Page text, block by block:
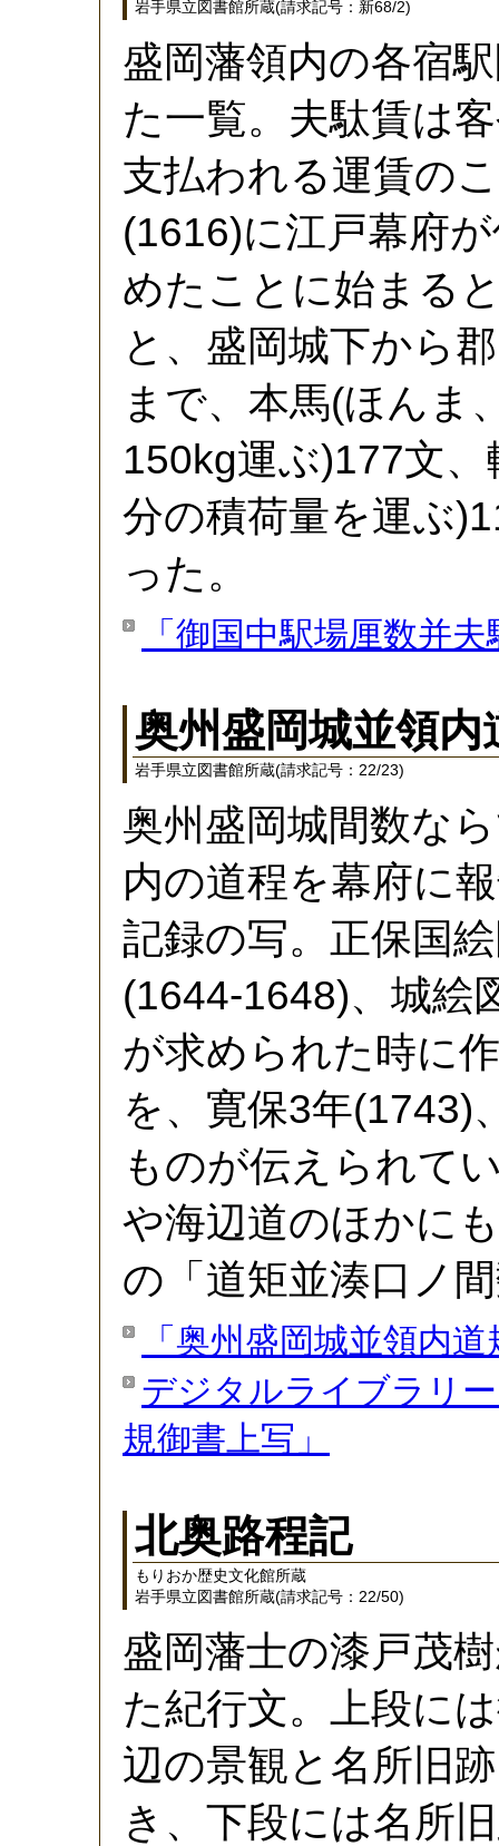
岩手県立図書館所蔵(請求記号：新68/2)
盛岡藩領内の各宿
た一覧。夫駄賃は
支払われる運賃の
(1616)に江戸幕府
めたことに始まる
と、盛岡城下から
まで、本馬(ほんま
150kg運ぶ)177文
分の積荷量を運ぶ
った。
「御国中駅場厘数并
奥州盛岡城並領内
岩手県立図書館所蔵(請求記号：22/23)
奥州盛岡城間数な
内の道程を幕府に
記録の写。正保国
(1644-1648)、城絵
が求められた時に
を、寛保3年(1743)
ものが伝えられて
や海辺道のほかに
の「道矩並湊口ノ
「奥州盛岡城並領内
デジタルライブラリ
規御書上写」
北奥路程記
もりおか歴史文化館所蔵
岩手県立図書館所蔵(請求記号：22/50)
盛岡藩士の漆戸茂
た紀行文。上段に
辺の景観と名所旧
き、下段には名所